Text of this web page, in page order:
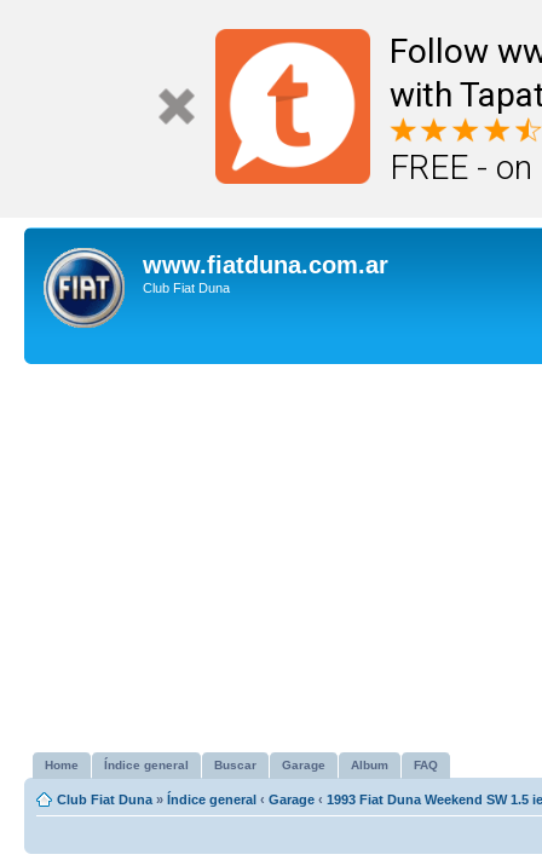
Follow
with
FREE -
www.fiatduna.com.ar
Club Fiat Duna
Home Índice general Buscar Garage Album FAQ
Club Fiat Duna » Índice general ‹ Garage ‹ 1993 Fiat Duna Weekend SW 1.5